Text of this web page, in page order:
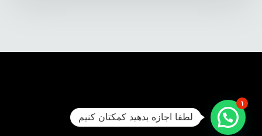
لطفا اجازه بدهید کمکتان کنیم
۱